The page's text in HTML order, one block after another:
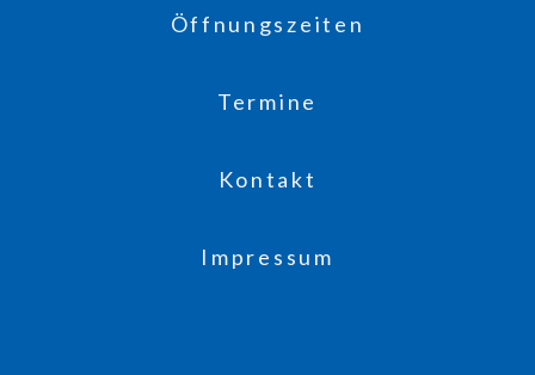
Öffnungszeiten
Termine
Kontakt
Impressum